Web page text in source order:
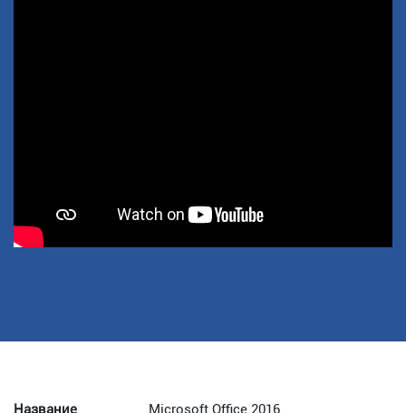
Название Microsoft Office 2016